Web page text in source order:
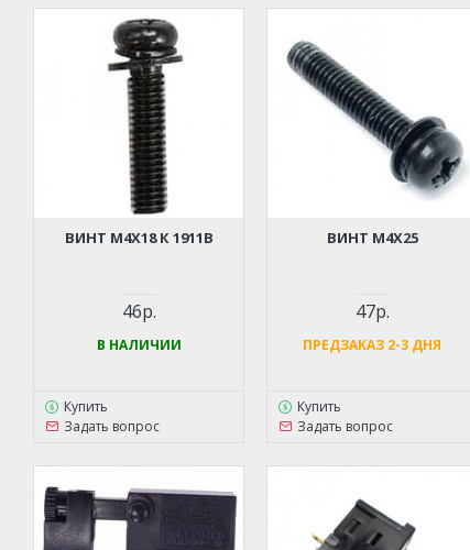
ВИНТ M4Х18 К 1911B
46р.
В НАЛИЧИИ
Купить
Задать вопрос
ВИНТ M4Х25
47р.
ПРЕДЗАКАЗ 2-3 ДНЯ
Купить
Задать вопрос